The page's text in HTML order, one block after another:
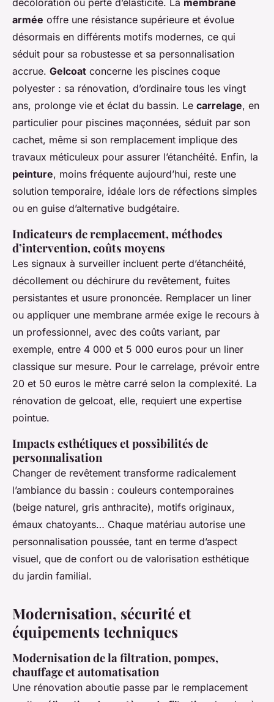
décoloration ou perte d’élasticité. La membrane
armée offre une résistance supérieure et évolue
désormais en différents motifs modernes, ce qui
séduit pour sa robustesse et sa personnalisation
accrue. Gelcoat concerne les piscines coque
polyester : sa rénovation, d’ordinaire tous les vingt
ans, prolonge vie et éclat du bassin. Le carrelage, en
particulier pour piscines maçonnées, séduit par son
cachet, même si son remplacement implique des
travaux méticuleux pour assurer l’étanchéité. Enfin, la
peinture, moins fréquente aujourd’hui, reste une
solution temporaire, idéale lors de réfections simples
ou en guise d’alternative budgétaire.
Indicateurs de remplacement, méthodes
d’intervention, coûts moyens
Les signaux à surveiller incluent perte d’étanchéité,
décollement ou déchirure du revêtement, fuites
persistantes et usure prononcée. Remplacer un liner
ou appliquer une membrane armée exige le recours à
un professionnel, avec des coûts variant, par
exemple, entre 4 000 et 5 000 euros pour un liner
classique sur mesure. Pour le carrelage, prévoir entre
20 et 50 euros le mètre carré selon la complexité. La
rénovation de gelcoat, elle, requiert une expertise
pointue.
Impacts esthétiques et possibilités de
personnalisation
Changer de revêtement transforme radicalement
l’ambiance du bassin : couleurs contemporaines
(beige naturel, gris anthracite), motifs originaux,
émaux chatoyants… Chaque matériau autorise une
personnalisation poussée, tant en terme d’aspect
visuel, que de confort ou de valorisation esthétique
du jardin familial.
Modernisation, sécurité et
équipements techniques
Modernisation de la filtration, pompes,
chauffage et automatisation
Une rénovation aboutie passe par le remplacement